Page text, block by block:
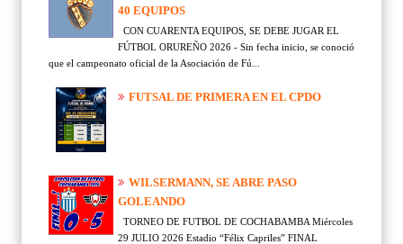
40 EQUIPOS
CON CUARENTA EQUIPOS, SE DEBE JUGAR EL
FÚTBOL ORUREÑO 2026 - Sin fecha inicio, se conoció
que el campeonato oficial de la Asociación de Fú...
FUTSAL DE PRIMERA EN EL CPDO
WILSERMANN, SE ABRE PASO
GOLEANDO
TORNEO DE FUTBOL DE COCHABAMBA Miércoles
29 JULIO 2026 Estadio “Félix Capriles” FINAL